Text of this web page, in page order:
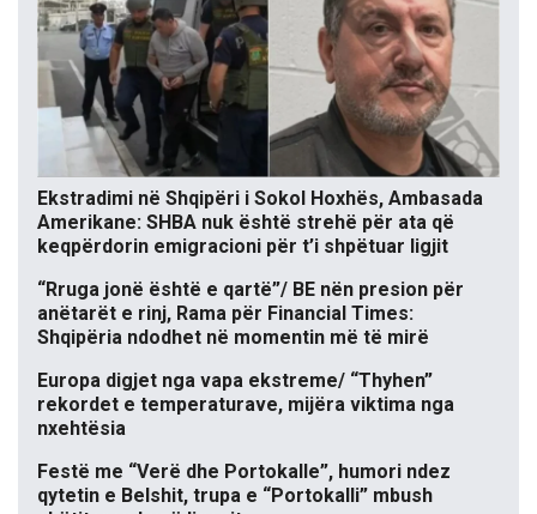
Ekstradimi në Shqipëri i Sokol Hoxhës, Ambasada
Amerikane: SHBA nuk është strehë për ata që
keqpërdorin emigracioni për t’i shpëtuar ligjit
“Rruga jonë është e qartë”/ BE nën presion për
anëtarët e rinj, Rama për Financial Times:
Shqipëria ndodhet në momentin më të mirë
Europa digjet nga vapa ekstreme/ “Thyhen”
rekordet e temperaturave, mijëra viktima nga
nxehtësia
Festë me “Verë dhe Portokalle”, humori ndez
qytetin e Belshit, trupa e “Portokalli” mbush